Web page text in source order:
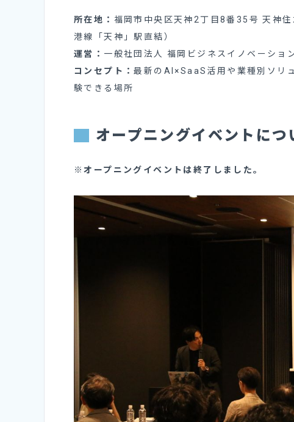
所在地： 福岡市中央区天神2丁目8番35号 天神
港線「天神」駅直結）
運営： 一般社団法人 福岡ビジネスイノベーショ
コンセプト：最新のAI×SaaS活用や業種別ソリ
験できる場所
オープニングイベントにつ
※オープニングイベントは終了しました。